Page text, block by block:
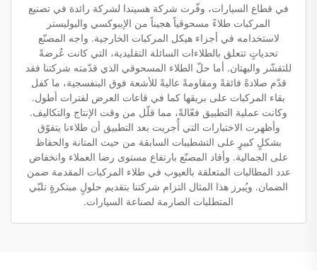
في قطاع السيارات، وفّرت شركة هسيندا لشركة رائدة في تصنيع
المركبات طلاءً مسحوقياً هجيناً من الإيبوكسي والبوليستر
لاستخدامه في أجزاء هيكل المركبات الخارجية. واجه المصنّع
تحدياتٍ تتعلق بالطلاءات السائلة التقليدية، التي كانت عُرضةً
للتقشّر والبهتان. أما حلّ الطلاء المسحوقي الذي قدّمته شركتنا فقد
قدّم صلادةً فائقةً ومقاومةً عاليةً للأشعة فوق البنفسجية، ما كفل
بقاء المركبات على بريقها كما في قاعات العرض لفترات أطول.
وكانت عملية التطبيق فعّالةً، مما قلّل من وقت الإنتاج والتكاليف.
وأظهرت الاختبارات التي أُجريت بعد التطبيق أن طلاءنا يتفوّق
بشكلٍ كبيرٍ على التشطيبات السابقة من حيث المتانة والحفاظ
على الجمالية. وأفاد المصنّع بارتفاع مستوى رضا العملاء وانخفاض
عدد المطالبات المتعلقة بالعيوب في طلاء المركبات المقدمة ضمن
الضمان. ويُبرز هذا المثال التزام شركتنا بتقديم حلولٍ مبتكرةٍ تلبّي
المتطلبات الصارمة لصناعة السيارات.